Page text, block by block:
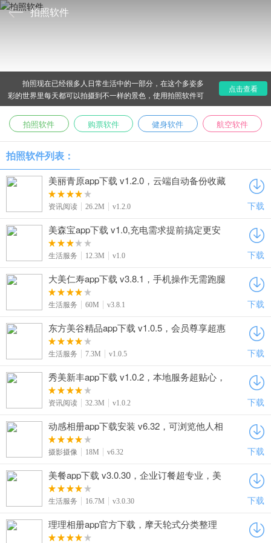
拍照软件
拍照现在已经很多人日常生活中的一部分，在这个多姿多
彩的世界里每天都可以拍摄到不一样的景色，使用拍照软件可
以拍出更好看的照片，拍照APP有着很丰富的拍照特效，想拍
出什么就拍成什么样，您可以进行个性化拍照，找到自己的
style，下载拍照软件就来爱东东手游吧！
点击查看
拍照软件 购票软件 健身软件 航空软件
拍照软件列表：
美丽青原app下载 v1.2.0，云端自动备份收藏
评论数据永不丢失
资讯阅读 26.2M v1.2.0 下载
美森宝app下载 v1.0,充电需求提前搞定更安
心
生活服务 12.3M v1.0 下载
大美仁寿app下载 v3.8.1，手机操作无需跑腿
超省心
生活服务 60M v3.8.1 下载
东方美谷精品app下载 v1.0.5，会员尊享超惠
价格，专属服务体验佳
生活服务 7.3M v1.0.5 下载
秀美新丰app下载 v1.0.2，本地服务超贴心，
政务生活服务一键享
资讯阅读 32.3M v1.0.2 下载
动感相册app下载安装 v6.32，可浏览他人相
册，灵感获取更丰富
摄影摄像 18M v6.32 下载
美餐app下载 v3.0.30，企业订餐超专业，美
食预订便捷又省心
生活服务 16.7M v3.0.30 下载
理理相册app官方下载，摩天轮式分类整理
相册，无损压缩省空间